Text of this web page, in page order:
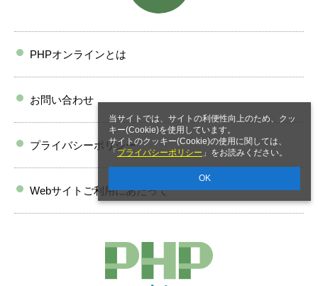
当サイトでは、サイトの利便性向上のため、クッ
キー(Cookie)を使用しています。
サイトのクッキー(Cookie)の使用に関しては、
「 プライバシーポリシー 」をお読みください。
OK
PHPオンラインとは
お問い合わせ
プライバシーポリシー
Webサイトご利用にあたって